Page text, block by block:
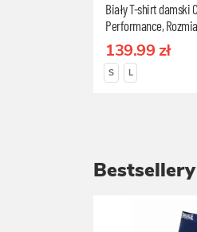
Biały T-shirt damski
Performance,
139.99 zł
S L
Bestsellery